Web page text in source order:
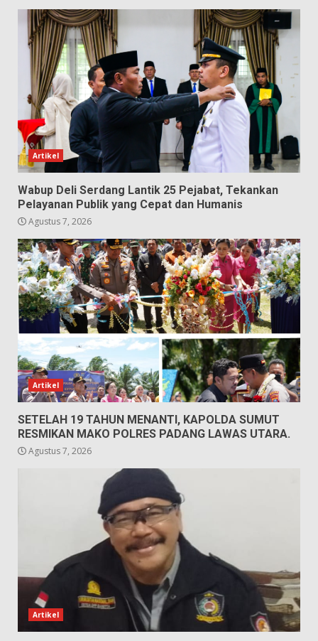
Artikel
Wabup Deli Serdang Lantik 25 Pejabat, Tekankan
Pelayanan Publik yang Cepat dan Humanis
Agustus 7, 2026
Artikel
SETELAH 19 TAHUN MENANTI, KAPOLDA SUMUT
RESMIKAN MAKO POLRES PADANG LAWAS UTARA.
Agustus 7, 2026
Artikel